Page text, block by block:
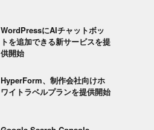
WordPressにAIチャットボッ
トを追加できる新サービスを提
供開始
HyperForm、制作会社向けホ
ワイトラベルプランを提供開始